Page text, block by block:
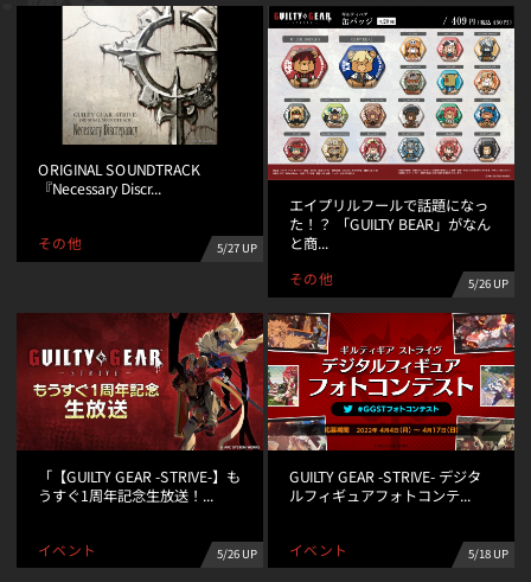
ORIGINAL SOUNDTRACK
『Necessary Discr...
その他 5/27 UP
エイプリルフールで話題になっ
た！？ 「GUILTY BEAR」がなん
と商...
その他 5/26 UP
「【GUILTY GEAR -STRIVE-】も
うすぐ1周年記念生放送！...
イベント 5/26 UP
GUILTY GEAR -STRIVE- デジタ
ルフィギュアフォトコンテ...
イベント 5/18 UP